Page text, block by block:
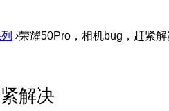
›荣耀50Pro，相机bug，赶紧解
解决